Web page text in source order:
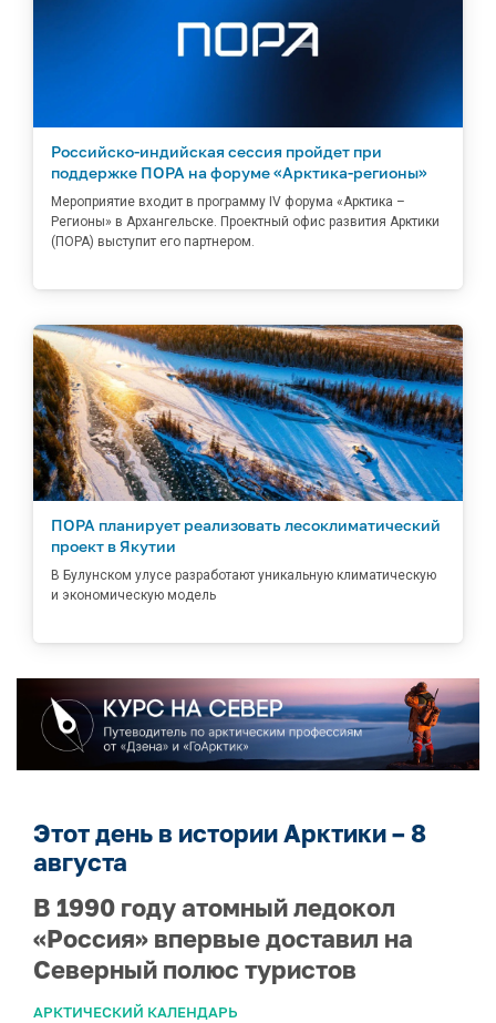
Российско-индийская сессия пройдет при
поддержке ПОРА на форуме «Арктика-регионы»
Мероприятие входит в программу IV форума «Арктика –
Регионы» в Архангельске. Проектный офис развития Арктики
(ПОРА) выступит его партнером.
ПОРА планирует реализовать лесоклиматический
проект в Якутии
В Булунском улусе разработают уникальную климатическую
и экономическую модель
Этот день в истории Арктики – 8
августа
В 1990 году атомный ледокол
«Россия» впервые доставил на
Северный полюс туристов
АРКТИЧЕСКИЙ КАЛЕНДАРЬ